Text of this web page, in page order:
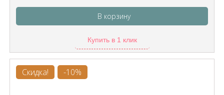
В корзину
Купить в 1 клик
Скидка! -10%